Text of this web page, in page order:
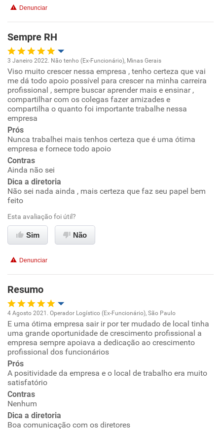
Benefícios
Recomenda esta empresa
Recomenda a diretoria
Denunciar
Sempre RH
Oportunidade de promoção
Ambiente de trabalho
Conciliação com a vida familiar
Benefícios
Recomenda esta empresa
Recomenda a diretoria
3 Janeiro 2022. Não tenho (Ex-Funcionário), Minas Gerais
Viso muito crescer nessa empresa , tenho certeza que vai
me dá todo apoio possível para crescer na minha carreira
profissional , sempre buscar aprender mais e ensinar ,
compartilhar com os colegas fazer amizades e
compartilha o quanto foi importante trabalhe nessa
empresa
Prós
Nunca trabalhei mais tenhos certeza que é uma ótima
empresa e fornece todo apoio
Contras
Ainda não sei
Dica a diretoria
Não sei nada ainda , mais certeza que faz seu papel bem
feito
Esta avaliação foi útil?
Sim Não
Denunciar
Resumo
Oportunidade de promoção
Ambiente de trabalho
Conciliação com a vida familiar
Benefícios
Recomenda esta empresa
4 Agosto 2021. Operador Logístico (Ex-Funcionário), São Paulo
E uma ótima empresa sair ir por ter mudado de local tinha
uma grande oportunidade de crescimento profissional a
empresa sempre apoiava a dedicação ao crescimento
profissional dos funcionários
Prós
A positividade da empresa e o local de trabalho era muito
satisfatório
Contras
Nenhum
Dica a diretoria
Boa comunicação com os diretores